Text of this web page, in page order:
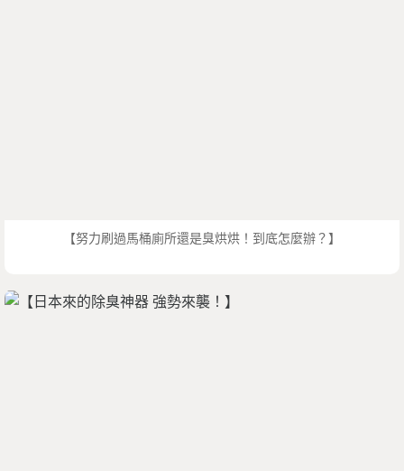
【努力刷過馬桶廁所還是臭烘烘！到底怎麼辦？】